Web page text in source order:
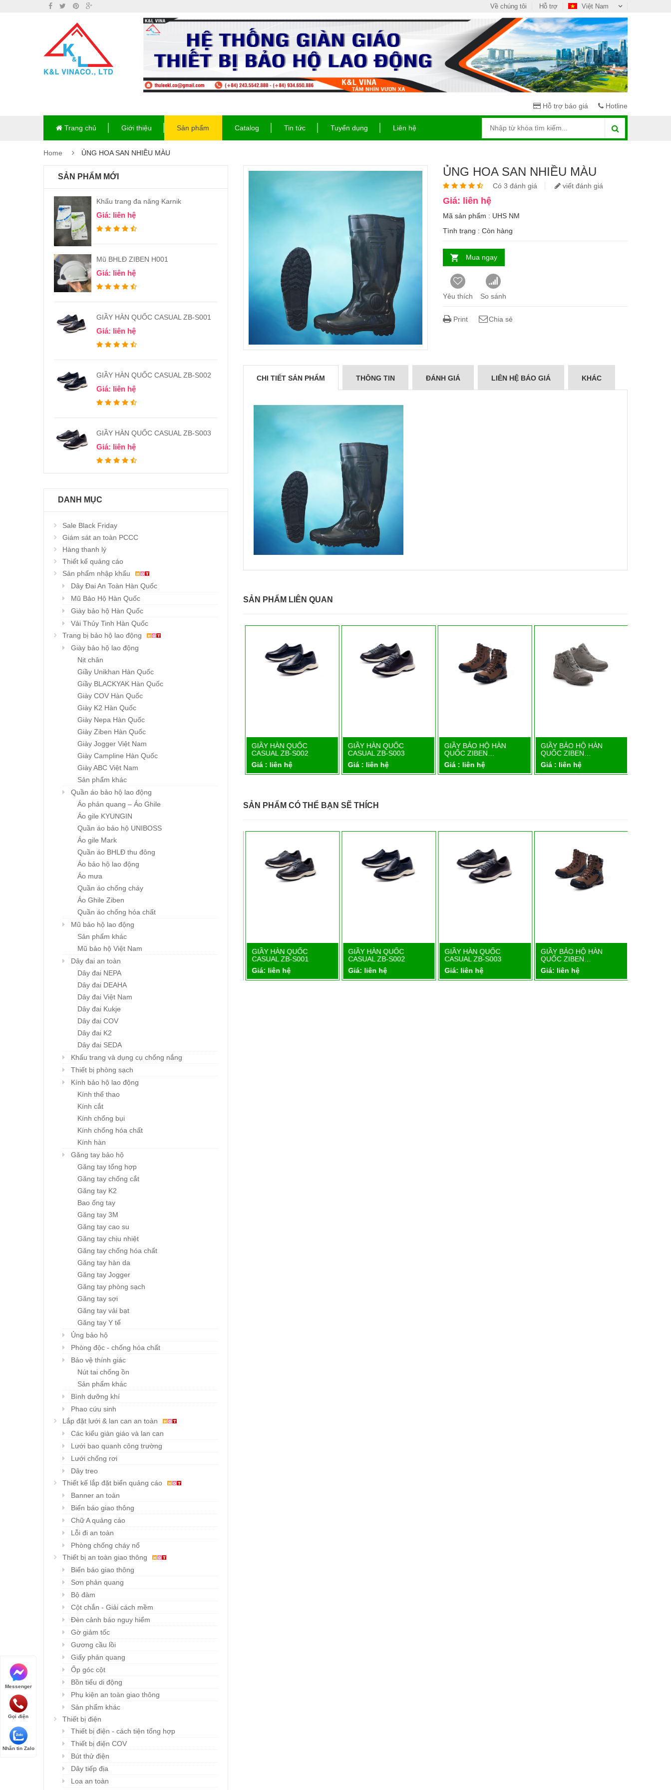
Việt Nam
Về chúng tôi Hỗ trợ
Hỗ trợ báo giá Hotline
Trang chủ Giới thiệu Sản phẩm Catalog Tin tức Tuyển dụng Liên hệ
Home ỦNG HOA SAN NHIỀU MÀU
SẢN PHẨM MỚI
Khẩu trang đa năng Karnik
Giá: liên hệ
Mũ BHLĐ ZIBEN H001
Giá: liên hệ
GIẦY HÀN QUỐC CASUAL ZB-S001
Giá: liên hệ
GIẦY HÀN QUỐC CASUAL ZB-S002
Giá: liên hệ
GIẦY HÀN QUỐC CASUAL ZB-S003
Giá: liên hệ
DANH MỤC
Sale Black Friday
Giám sát an toàn PCCC
Hàng thanh lý
Thiết kế quảng cáo
Sản phẩm nhập khẩu
Dây Đai An Toàn Hàn Quốc
Mũ Bảo Hộ Hàn Quốc
Giày bảo hộ Hàn Quốc
Vải Thủy Tinh Hàn Quốc
Trang bị bảo hộ lao động
Giày bảo hộ lao động
Nịt chân
Giầy Unikhan Hàn Quốc
Giầy BLACKYAK Hàn Quốc
Giày COV Hàn Quốc
Giày K2 Hàn Quốc
Giày Nepa Hàn Quốc
Giày Ziben Hàn Quốc
Giày Jogger Việt Nam
Giày Campline Hàn Quốc
Giày ABC Việt Nam
Sản phẩm khác
Quần áo bảo hộ lao động
Áo phản quang – Áo Ghile
Áo gile KYUNGIN
Quần áo bảo hộ UNIBOSS
Áo gile Mark
Quần áo BHLĐ thu đông
Áo bảo hộ lao động
Áo mưa
Quần áo chống cháy
Áo Ghile Ziben
Quần áo chống hóa chất
Mũ bảo hộ lao động
Sản phẩm khác
Mũ bảo hộ Việt Nam
Dây đai an toàn
Dây đai NEPA
Dây đai DEAHA
Dây đai Việt Nam
Dây đai Kukje
Dây đai COV
Dây đai K2
Dây đai SEDA
Khẩu trang và dụng cụ chống nắng
Thiết bị phòng sạch
Kính bảo hộ lao động
Kính thể thao
Kính cắt
Kính chống bụi
Kính chống hóa chất
Kính hàn
Găng tay bảo hộ
Găng tay tổng hợp
Găng tay chống cắt
Găng tay K2
Bao ống tay
Găng tay 3M
Găng tay cao su
Găng tay chịu nhiệt
Găng tay chống hóa chất
Găng tay hàn da
Găng tay Jogger
Găng tay phòng sạch
Găng tay sợi
Găng tay vải bạt
Găng tay Y tế
Ủng bảo hộ
Phòng độc - chống hóa chất
Bảo vệ thính giác
Nút tai chống ồn
Sản phẩm khác
Bình dưỡng khí
Phao cứu sinh
Lắp đặt lưới & lan can an toàn
Các kiểu giàn giáo và lan can
Lưới bao quanh công trường
Lưới chống rơi
Dây treo
Thiết kế lắp đặt biển quảng cáo
Banner an toàn
Biển báo giao thông
Chữ A quảng cáo
Lỗi đi an toàn
Phòng chống cháy nổ
Thiết bị an toàn giao thông
Biển báo giao thông
Sơn phản quang
Bộ đàm
Cột chắn - Giải cách mềm
Đèn cảnh báo nguy hiểm
Gờ giảm tốc
Gương cầu lồi
Giấy phản quang
Ốp góc cột
Bồn tiểu di động
Phụ kiện an toàn giao thông
Sản phẩm khác
Thiết bị điện
Thiết bị điện - cách tiện tổng hợp
Thiết bị điện COV
Bút thử điện
Dây tiếp địa
Loa an toàn
ỦNG HOA SAN NHIỀU MÀU
Có 3 đánh giá viết đánh giá
Giá: liên hệ
Mã sản phẩm : UHS NM
Tình trạng : Còn hàng
Mua ngay
Yêu thích So sánh
Print Chia sẻ
CHI TIẾT SẢN PHẨM THÔNG TIN ĐÁNH GIÁ LIÊN HỆ BÁO GIÁ KHÁC
SẢN PHẨM LIÊN QUAN
Chi tiết
Khẩu trang đa năng
Karnik
Giá : liên hệ
CASUAL ZB-S001
Chi tiết
GIẦY HÀN QUỐC
CASUAL ZB-S002
Giá : liên hệ
Chi tiết
GIẦY HÀN QUỐC
CASUAL ZB-S003
Giá : liên hệ
Chi tiết
GIẦY BẢO HỘ HÀN
QUỐC ZIBEN…
Giá : liên hệ
Chi tiết
GIẦY BẢO HỘ HÀN
QUỐC ZIBEN…
Giá : liên hệ
SẢN PHẨM CÓ THỂ BẠN SẼ THÍCH
Khẩu trang đa năng
Karnik
Giá: liên hệ
Chi tiết
GIẦY HÀN QUỐC
CASUAL ZB-S001
Giá: liên hệ
Chi tiết
GIẦY HÀN QUỐC
CASUAL ZB-S002
Giá: liên hệ
Chi tiết
GIẦY HÀN QUỐC
CASUAL ZB-S003
Giá: liên hệ
Chi tiết
GIẦY BẢO HỘ HÀN
QUỐC ZIBEN…
Giá: liên hệ
Messenger
Gọi điện
Nhắn tin Zalo